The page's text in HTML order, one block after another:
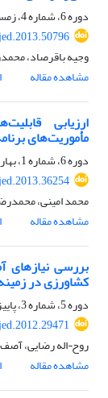
دوره 6، شماره 4، زمستان 1392، صفحه
وجیه باقرصاد،
مشاهده مقاله
ارزیابی
مأموریت‌های
دوره 6، شماره 1، بهار 1392، صفحه
محمد امینی،
مشاهده مقاله
بررسی نیازهای
کشاورزی در
دوره 5، شماره 3، پاییز 1391، صفحه
روح¬اله رضایی،
مشاهده مقاله